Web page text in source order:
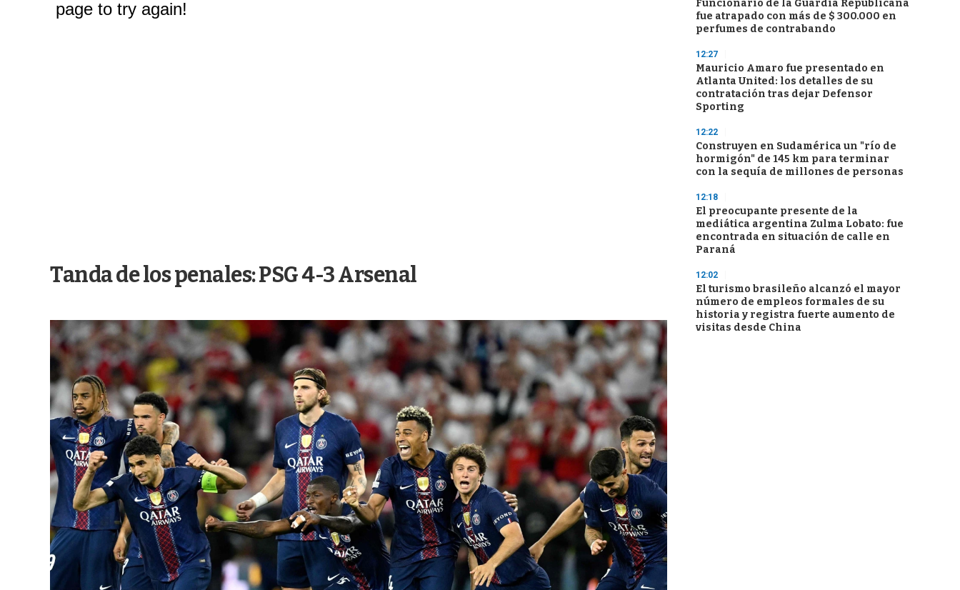
Tanda de los penales: PSG 4-3 Arsenal
Funcionario de la Guardia Republicana
fue atrapado con más de $ 300.000 en
perfumes de contrabando
12:27
Mauricio Amaro fue presentado en
Atlanta United: los detalles de su
contratación tras dejar Defensor
Sporting
12:22
Construyen en Sudamérica un "río de
hormigón" de 145 km para terminar
con la sequía de millones de personas
12:18
El preocupante presente de la
mediática argentina Zulma Lobato: fue
encontrada en situación de calle en
Paraná
12:02
El turismo brasileño alcanzó el mayor
número de empleos formales de su
historia y registra fuerte aumento de
visitas desde China